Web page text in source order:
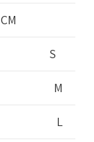
CM
S
M
L